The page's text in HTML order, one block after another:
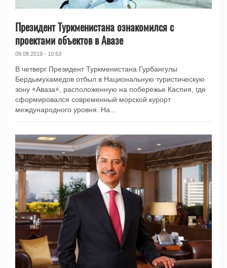
Президент Туркменистана ознакомился с
проектами объектов в Авазе
09.08.2019 - 10:53
В четверг Президент Туркменистана Гурбангулы
Бердымухамедов отбыл в Национальную туристическую
зону «Аваза», расположенную на побережье Каспия, где
сформировался современный морской курорт
международного уровня. На...